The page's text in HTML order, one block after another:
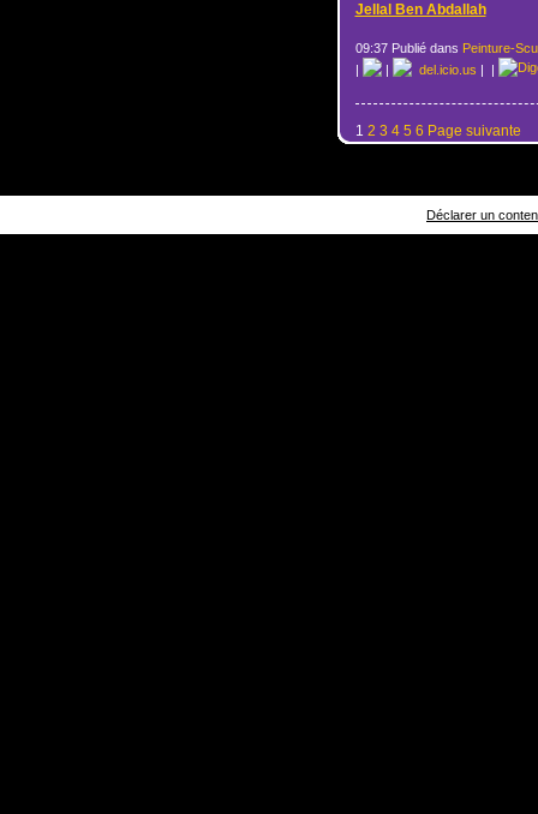
Jellal Ben Abdallah
09:37 Publié dans Peinture-
|
| del.icio.us | |
1 2 3 4 5 6 Page suivante
Déclarer un